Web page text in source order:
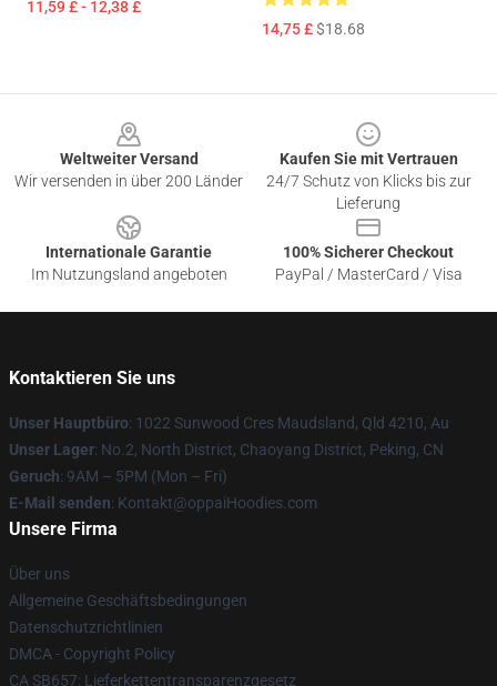
11,59 £ - 12,38 £
14,75 £$18.68
Weltweiter Versand
Wir versenden in über 200 Länder
Kaufen Sie mit Vertrauen
24/7 Schutz von Klicks bis zur
Lieferung
Internationale Garantie
Im Nutzungsland angeboten
100% Sicherer Checkout
PayPal / MasterCard / Visa
Kontaktieren Sie uns
Unser Hauptbüro: 1022 Sunwood Cres Maudsland, Qld 4210, Au
Unser Lager: No.2, North District, Chaoyang District, Peking, CN
Geruch: 9AM – 5PM (Mon – Fri)
E-Mail senden: Kontakt@oppaiHoodies.com
Unsere Firma
Über uns
Allgemeine Geschäftsbedingungen
Datenschutzrichtlinien
DMCA - Copyright Policy
CA SB657: Lieferkettentransparenzgesetz